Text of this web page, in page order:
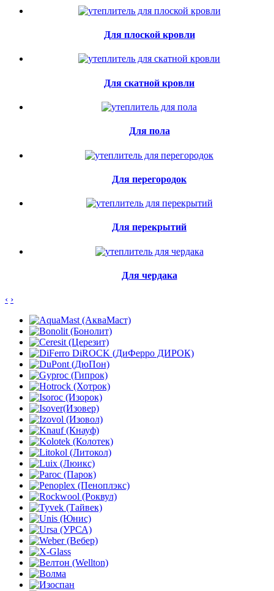
Для плоской кровли
Для скатной кровли
Для пола
Для перегородок
Для перекрытий
Для чердака
‹ ›